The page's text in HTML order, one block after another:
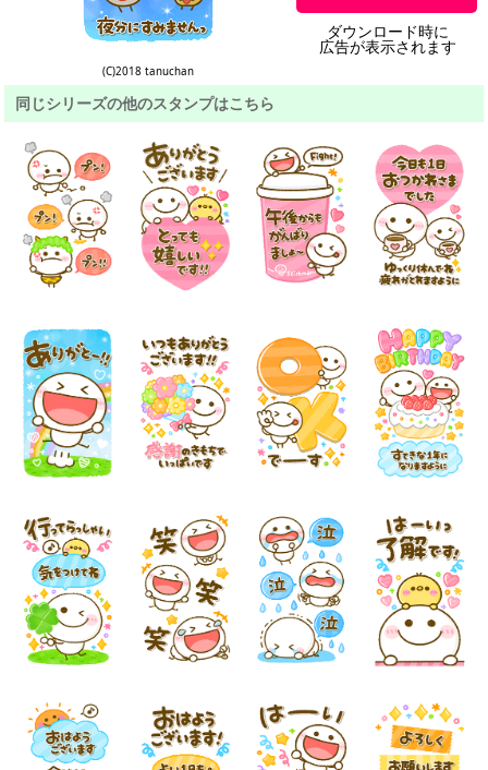
(C)2018 tanuchan
ダウンロード時に
広告が表示されます
同じシリーズの他のスタンプはこちら